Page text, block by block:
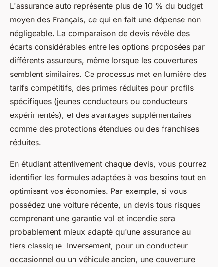
L'assurance auto représente plus de 10 % du budget
moyen des Français, ce qui en fait une dépense non
négligeable. La comparaison de devis révèle des
écarts considérables entre les options proposées par
différents assureurs, même lorsque les couvertures
semblent similaires. Ce processus met en lumière des
tarifs compétitifs, des primes réduites pour profils
spécifiques (jeunes conducteurs ou conducteurs
expérimentés), et des avantages supplémentaires
comme des protections étendues ou des franchises
réduites.
En étudiant attentivement chaque devis, vous pourrez
identifier les formules adaptées à vos besoins tout en
optimisant vos économies. Par exemple, si vous
possédez une voiture récente, un devis tous risques
comprenant une garantie vol et incendie sera
probablement mieux adapté qu'une assurance au
tiers classique. Inversement, pour un conducteur
occasionnel ou un véhicule ancien, une couverture